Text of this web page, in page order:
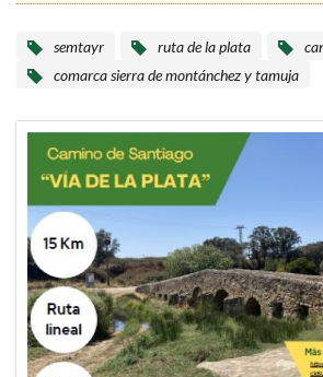
semtayr ruta de la plata
comarca sierra de montánchez y tamuja